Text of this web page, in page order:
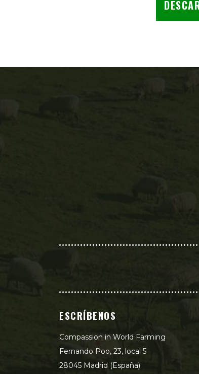
ESCRÍBENOS
Compassion in World Farming
Fernando Poo, 23, local 5
28045 Madrid (España)